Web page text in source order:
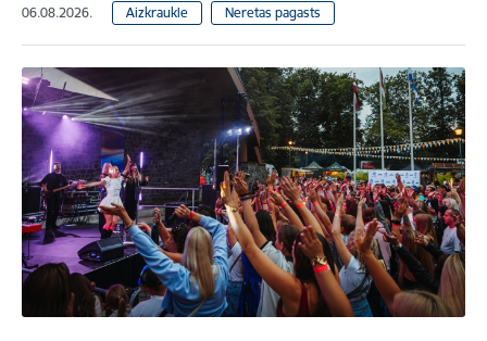
06.08.2026. Aizkraukle Neretas pagasts